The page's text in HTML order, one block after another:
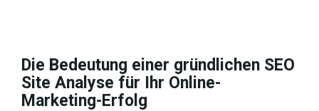
Die Bedeutung einer gründlichen SEO
Site Analyse für Ihr Online-
Marketing-Erfolg